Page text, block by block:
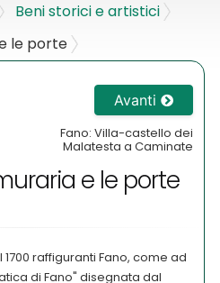
Beni storici e artistici
le porte
Avanti
Fano: Villa-castello dei
Malatesta a Caminate
e le porte
raffiguranti Fano, come ad
di Fano" disegnata dal